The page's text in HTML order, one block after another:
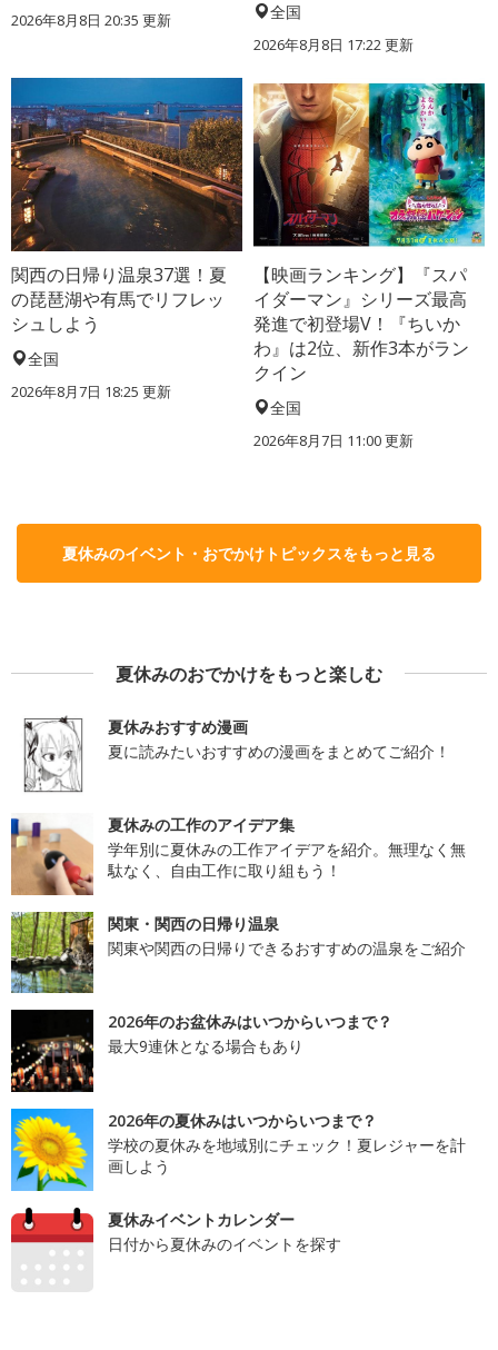
2026年8月8日 20:35 更新 全国
2026年8月8日 17:22更新
関西の日帰り温泉37選！夏
の琵琶湖や有馬でリフレッ
シュしよう
全国
2026年8月7日 18:25 更新
【映画ランキング】『スパ
イダーマン』シリーズ最高
発進で初登場V！『ちいか
わ』は2位、新作3本がラン
クイン
全国
2026年8月7日 11:00更新
夏休みのイベント・おでかけトピックスをもっと見る
夏休みのおでかけをもっと楽しむ
夏休みおすすめ漫画
夏に読みたいおすすめの漫画をまとめてご紹介！
夏休みの工作のアイデア集
学年別に夏休みの工作アイデアを紹介。無理なく無
駄なく、自由工作に取り組もう！
関東・関西の日帰り温泉
関東や関西の日帰りできるおすすめの温泉をご紹介
2026年のお盆休みはいつからいつまで？
最大9連休となる場合もあり
2026年の夏休みはいつからいつまで？
学校の夏休みを地域別にチェック！夏レジャーを計
画しよう
夏休みイベントカレンダー
日付から夏休みのイベントを探す